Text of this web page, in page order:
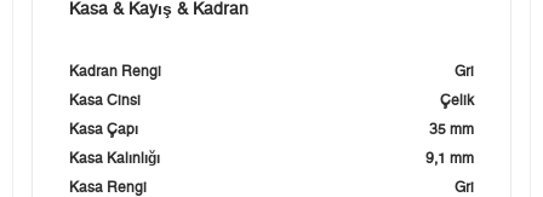
Kasa & Kayış & Kadran
Kadran Rengi
Gri
Kasa Cinsi
Çelik
Kasa Çapı
35 mm
Kasa Kalınlığı
9,1 mm
Kasa Rengi
Gri